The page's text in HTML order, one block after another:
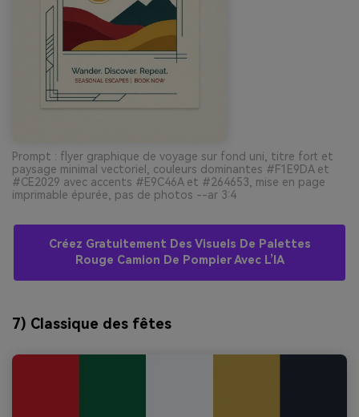
Prompt : flyer graphique de voyage sur fond uni, titre fort et
paysage minimal vectoriel, couleurs dominantes #F1E9DA et
#CE2029 avec accents #E9C46A et #264653, mise en page
imprimable épurée, pas de photos --ar 3:4
Créez Gratuitement Des Visuels De Palettes
Rouge Camion De Pompier Avec L’IA
7) Classique des fêtes